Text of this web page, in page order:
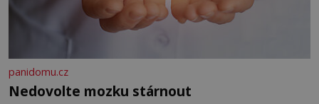
panidomu.cz
Nedovolte mozku stárnout